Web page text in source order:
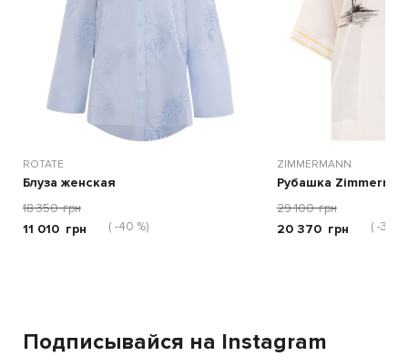
ROTATE
Блуза женская
18 350 грн
11 010 грн ( -40 %)
ZIMMERMANN
Рубашка
29 100 грн
20 370 грн ( -30
Подписывайся на Instagram